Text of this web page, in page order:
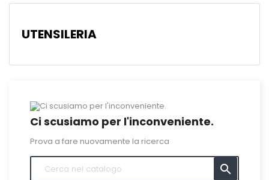
UTENSILERIA
Ci scusiamo per l'inconveniente.
Prova a fare nuovamente la ricerca
